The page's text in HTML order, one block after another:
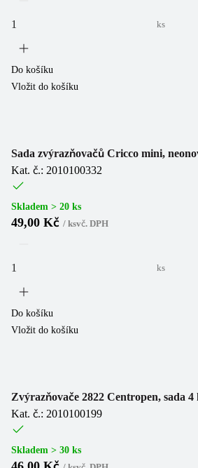
ks
Do košíku
Vložit do košíku
Sada zvýrazňovačů Cricco mini,
Kat. č.: 2010100332
Skladem > 20 ks
49,00 Kč / ksvč. DPH
ks
Do košíku
Vložit do košíku
Zvýrazňovače 2822 Centropen, sada
Kat. č.: 2010100199
Skladem > 30 ks